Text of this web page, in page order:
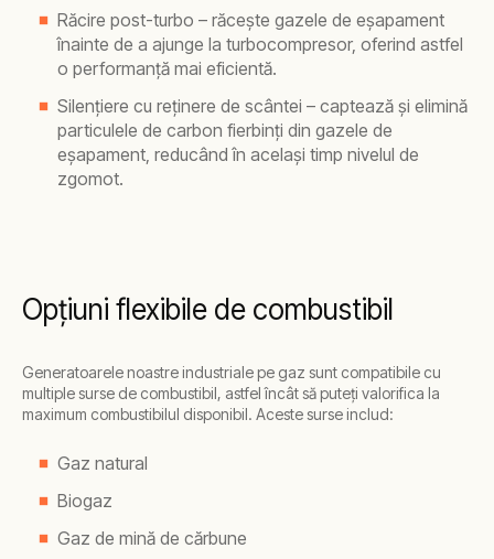
Răcire post-turbo – răcește gazele de eșapament
înainte de a ajunge la turbocompresor, oferind astfel
o performanță mai eficientă.
Silențiere cu reținere de scântei – captează și elimină
particulele de carbon fierbinți din gazele de
eșapament, reducând în același timp nivelul de
zgomot.
Opțiuni flexibile de combustibil
Generatoarele noastre industriale pe gaz sunt compatibile cu
multiple surse de combustibil, astfel încât să puteți valorifica la
maximum combustibilul disponibil. Aceste surse includ:
Gaz natural
Biogaz
Gaz de mină de cărbune